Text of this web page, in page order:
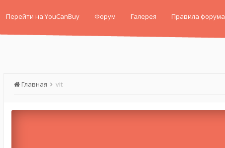
Перейти на YouCanBuy Форум Галерея Правила форума
Главная vit